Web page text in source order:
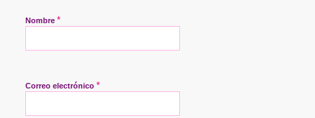
Nombre *
Correo electrónico *